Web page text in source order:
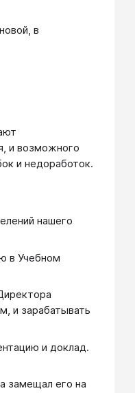
в
и возможного
и недоработок.
нашего
в Учебном
и зарабатывать
и доклад.
замещал его на